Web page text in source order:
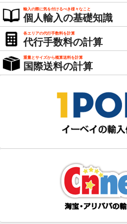
輸入の際に気を付けるべき様々なこと
個人輸入の基礎知識
各エリアの代行手数料を計算
代行手数料の計算
重量とサイズから概算送料を計算
国際送料の計算